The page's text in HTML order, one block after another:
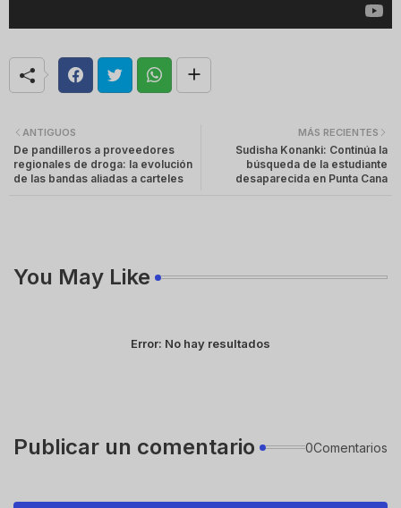
MÁS RECIENTES
Sudisha Konanki: Continúa la
búsqueda de la estudiante
desaparecida en Punta Cana
ANTIGUOS
De pandilleros a proveedores
regionales de droga: la evolución
de las bandas aliadas a carteles
You May Like
Error: No hay resultados
Publicar un comentario 0Comentarios